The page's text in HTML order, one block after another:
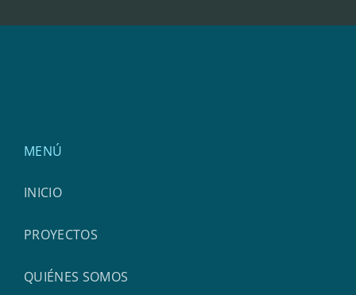
MENÚ
INICIO
PROYECTOS
QUIÉNES SOMOS